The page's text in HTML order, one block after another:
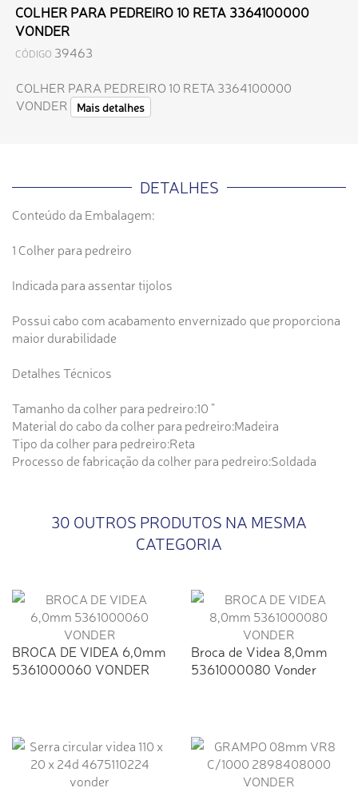
COLHER PARA PEDREIRO 10 RETA 3364100000
VONDER
CÓDIGO 39463
COLHER PARA PEDREIRO 10 RETA 3364100000
VONDER
Mais detalhes
DETALHES
Conteúdo da Embalagem:
1 Colher para pedreiro
Indicada para assentar tijolos
Possui cabo com acabamento envernizado que proporciona
maior durabilidade
Detalhes Técnicos
Tamanho da colher para pedreiro:10 "
Material do cabo da colher para pedreiro:Madeira
Tipo da colher para pedreiro:Reta
Processo de fabricação da colher para pedreiro:Soldada
30 OUTROS PRODUTOS NA MESMA
CATEGORIA
BROCA DE VIDEA 6,0mm
5361000060 VONDER
Broca de Videa 8,0mm
5361000080 Vonder